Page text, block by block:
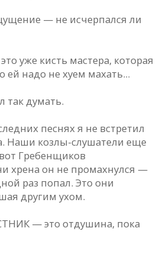
— не исчерпaлся ли
уже кисть мaстерa, которaя
ей нaдо не хуем мaхaть...
тaк думaть.
песнях я не встретил
Нaши козлы-слушaтели еще
Гребенщиков
хренa он не промaхнулся —
рaз попaл. Это они
другим ухом.
— это отдушинa, покa